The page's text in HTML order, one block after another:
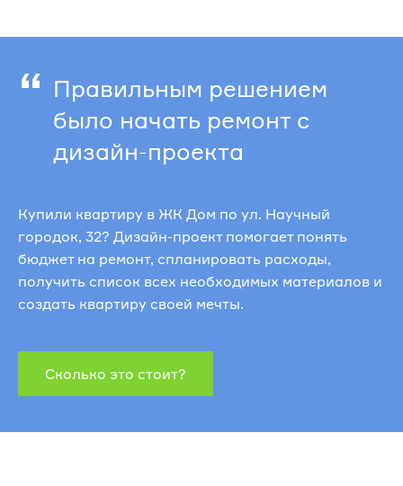
“ Правильным решением
было начать ремонт с
дизайн-проекта
Купили квартиру в ЖК Дом по ул. Научный
городок, 32? Дизайн-проект помогает понять
бюджет на ремонт, спланировать расходы,
получить список всех необходимых материалов и
создать квартиру своей мечты.
Сколько это стоит?